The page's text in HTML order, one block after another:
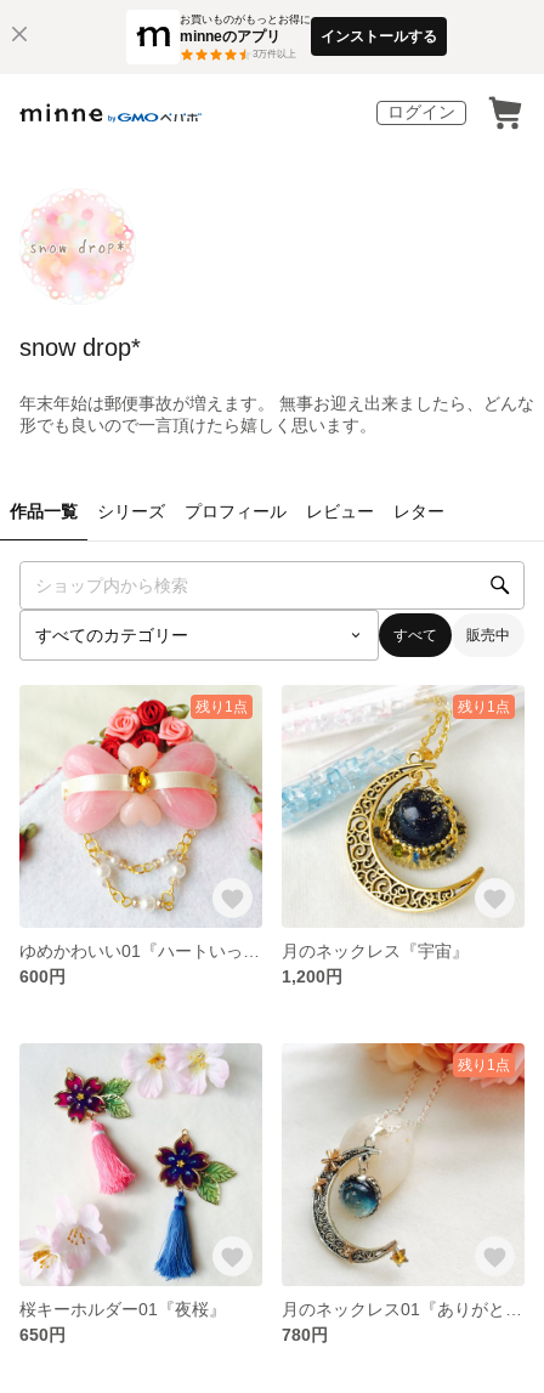
お買いものがもっとお得に
minneのアプリ
3万件以上
インストールする
ログイン
snow drop*
年末年始は郵便事故が増えます。 無事お迎え出来ましたら、どんな
形でも良いので一言頂けたら嬉しく思います。
作品一覧 シリーズ プロフィール レビュー レター
すべて 販売中
残り1点
600円
残り1点
月のネックレス『宇宙』
1,200円
桜キーホルダー01『夜桜』
650円
残り1点
780円